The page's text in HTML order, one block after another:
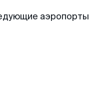
аэропорты